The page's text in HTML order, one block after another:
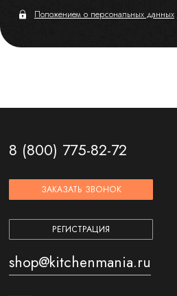
Положением о персональных данных
8 (800) 775-82-72
ЗАКАЗАТЬ ЗВОНОК
РЕГИСТРАЦИЯ
shop@kitchenmania.ru